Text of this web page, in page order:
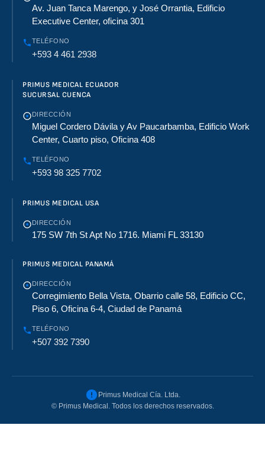
Av. Juan Tanca Marengo, y José Orrantia, Edificio
Executive Center, oficina 301
TELÉFONO
+593 4 461 2938
PRIMUS MEDICAL ECUADOR
SUCURSAL CUENCA
DIRECCIÓN
Miguel Cordero Dávila y Av Paucarbamba, Edificio Work
Center, Cuarto piso, Oficina 408
TELÉFONO
+593 98 325 7702
PRIMUS MEDICAL USA
DIRECCIÓN
175 SW 7th St Apt No 1716. Miami FL 33130
PRIMUS MEDICAL PANAMÁ
DIRECCIÓN
Corregimiento Bella Vista, Obarrio calle 58, Edificio CC,
Piso 6, Oficina 6-4, Ciudad de Panamá
TELÉFONO
+507 392 7390
Primus Medical Cía. Ltda.
© Primus Medical. Todos los derechos reservados.